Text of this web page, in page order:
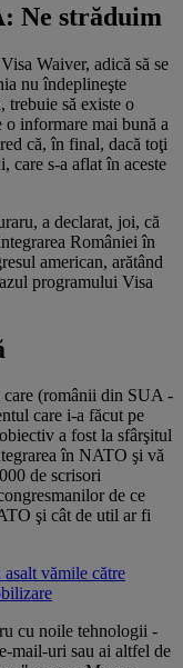
Ne străduim
Waiver, adică să se
nu îndeplineşte
trebuie să existe o
o informare mai bună a
că, în final, dacă toţi
care s-a aflat în aceste
a declarat, joi, că
României în
american, arătând
programului Visa
care (românii din SUA -
care i-a făcut pe
a fost la sfârşitul
în NATO şi vă
de scrisori
de ce
şi cât de util ar fi
vămile către
cu noile tehnologii -
mail-uri sau ai altfel de